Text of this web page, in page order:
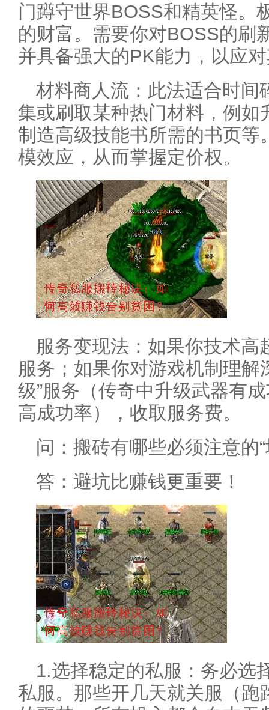
门蹲守世界BOSS和精英怪。
的财富。需要你对BOSS的刷
并具备强大的PK能力，以应
材料商人流：此法适合时间
集或刷取某种热门材料，例如
制造高级技能书所需的书页等
模效应，从而掌握定价权。
服务变现法：如果你技术高
服务；如果你对游戏机制理解
级”服务（传奇中升级武器有
高成功率），收取服务费。
问：搬砖有哪些必须注意的“
答：避坑比赚钱更重要！
1.选择稳定的私服：务必选
私服。那些开几天就关服（跑